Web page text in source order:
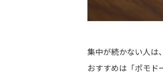
集中が続かない人は、
おすすめは「ポモド